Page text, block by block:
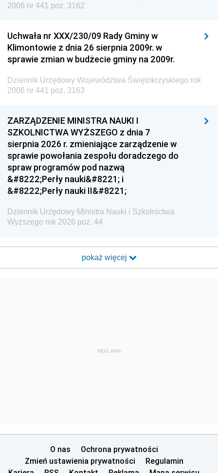
2006 nr 441 poz. 3162
Uchwała nr XXX/230/09 Rady Gminy w
Klimontowie z dnia 26 sierpnia 2009r. w
sprawie zmian w budżecie gminy na 2009r.
Dziennik Urzędowy Województwa Świętokrzyskiego rok
2006 nr 441 poz. 3163
ZARZĄDZENIE MINISTRA NAUKI I
SZKOLNICTWA WYŻSZEGO z dnia 7
sierpnia 2026 r. zmieniające zarządzenie w
sprawie powołania zespołu doradczego do
spraw programów pod nazwą
&#8222;Perły nauki&#8221; i
&#8222;Perły nauki II&#8221;
Dziennik Urzędowy Ministra Nauki i Szkolnictwa
Wyższego rok 2026 poz. 44
pokaż więcej
REKLAMA
O nas
Ochrona prywatności
Zmień ustawienia prywatności
Regulamin